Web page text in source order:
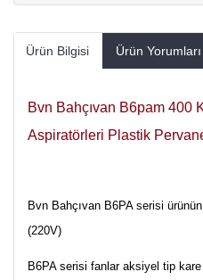
Ürün Bilgisi Ürün Yorumları
Bvn Bahçıvan B6pam 400
Aspiratörleri Plastik
Bvn Bahçıvan B6PA serisi
(220V)
B6PA serisi fanlar aksiyel tip